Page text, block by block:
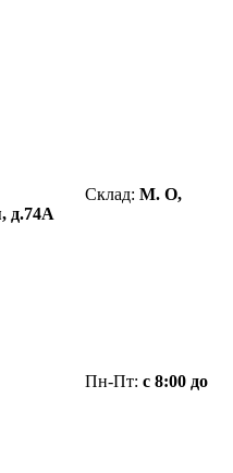
Склад: М. О,
д.74А
Пн-Пт: с 8:00 до